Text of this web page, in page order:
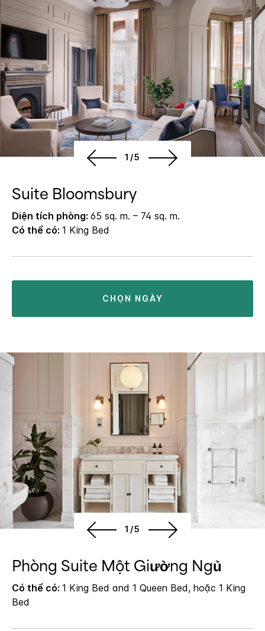
1/5
Suite Bloomsbury
Diện tích phòng: 65 sq. m. – 74 sq. m.
Có thể có: 1 King Bed
CHỌN NGÀY
1/5
Phòng Suite Một Giường Ngủ
Có thể có: 1 King Bed and 1 Queen Bed, hoặc 1 King
Bed